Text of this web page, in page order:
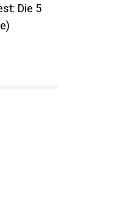
Die 5